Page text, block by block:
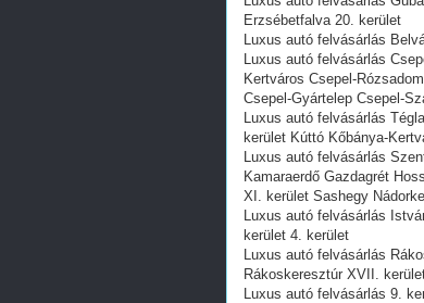
Erzsébetfalva 20. kerület
Luxus autó felvásárlás
Luxus autó felvásárlás
Kertváros Csepel-
Csepel-Gyártelep Csepel-
Luxus autó felvásárlás
kerület Kúttó Kőbánya-
Luxus autó felvásárlás
Kamaraerdő Gazdagrét
XI. kerület Sashegy
Luxus autó felvásárlás
kerület 4. kerület
Luxus autó felvásárlás
Rákoskeresztúr XVII.
Luxus autó felvásárlás 9.